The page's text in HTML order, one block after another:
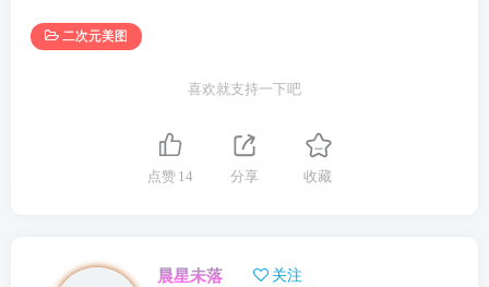
二次元美图
喜欢就支持一下吧
点赞 14 分享 收藏
晨星未落 关注